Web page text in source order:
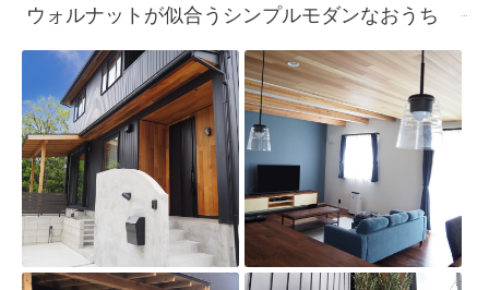
ウォルナットが似合うシンプルモダンなおうち